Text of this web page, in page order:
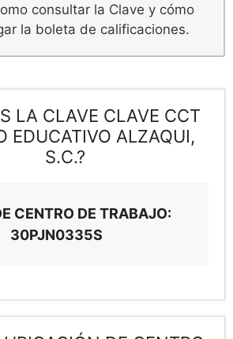
consultar la Clave y cómo
la boleta de calificaciones.
LA CLAVE CLAVE CCT
EDUCATIVO ALZAQUI,
S.C.?
CENTRO DE TRABAJO:
30PJN0335S